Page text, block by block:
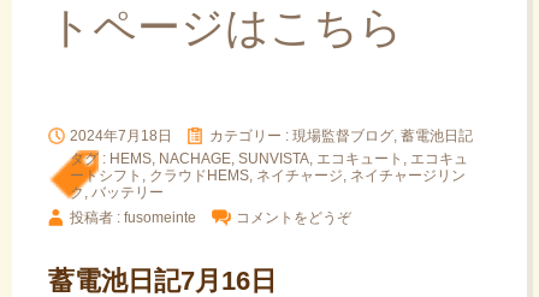
トページはこちら
2024年7月18日 カテゴリー : 現場監督ブログ, 蓄電池日記
タグ : HEMS, NACHAGE, SUNVISTA, エコキュート , エコキュ
ートシフト , クラウドHEMS, ネイチャージ, ネイチャージリン
ク, バッテリー
投稿者 : fusomeinte
コメントをどうぞ
蓄電池日記7月16日